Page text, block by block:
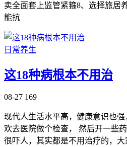
卖全面套上监管紧箍8、选择旅居
能抗
日常养生
这18种病根本不用治
08-27 169
现代人生活水平高，健康意识也
欢去医院做个检查， 然后开一些
很吓人，其实都是不用治疗的，